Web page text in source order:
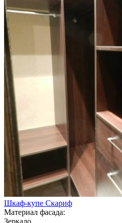
Шкаф-купе Скариф
Материал фасада:
Зеркало